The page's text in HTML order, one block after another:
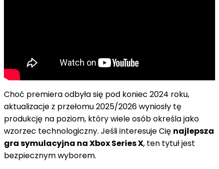
Choć premiera odbyła się pod koniec 2024 roku,
aktualizacje z przełomu 2025/2026 wyniosły tę
produkcję na poziom, który wiele osób określa jako
wzorzec technologiczny. Jeśli interesuje Cię najlepsza
gra symulacyjna na Xbox Series X, ten tytuł jest
bezpiecznym wyborem.